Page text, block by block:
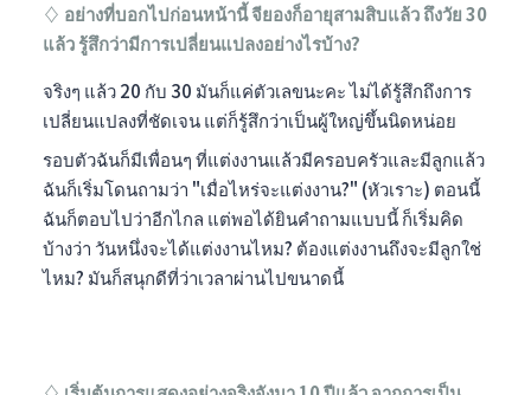
♢ อย่างที่บอกไปก่อนหน้านี้ จียองก็อายุสามสิบแล้ว ถึงวัย 30
แล้ว รู้สึกว่ามีการเปลี่ยนแปลงอย่างไรบ้าง?
จริงๆ แล้ว 20 กับ 30 มันก็แค่ตัวเลขนะคะ ไม่ได้รู้สึกถึงการ
เปลี่ยนแปลงที่ชัดเจน แต่ก็รู้สึกว่าเป็นผู้ใหญ่ขึ้นนิดหน่อย
รอบตัวฉันก็มีเพื่อนๆ ที่แต่งงานแล้วมีครอบครัวและมีลูกแล้ว
ฉันก็เริ่มโดนถามว่า "เมื่อไหร่จะแต่งงาน?" (หัวเราะ) ตอนนี้
ฉันก็ตอบไปว่าอีกไกล แต่พอได้ยินคำถามแบบนี้ ก็เริ่มคิด
บ้างว่า วันหนึ่งจะได้แต่งงานไหม? ต้องแต่งงานถึงจะมีลูกใช่
ไหม? มันก็สนุกดีที่ว่าเวลาผ่านไปขนาดนี้